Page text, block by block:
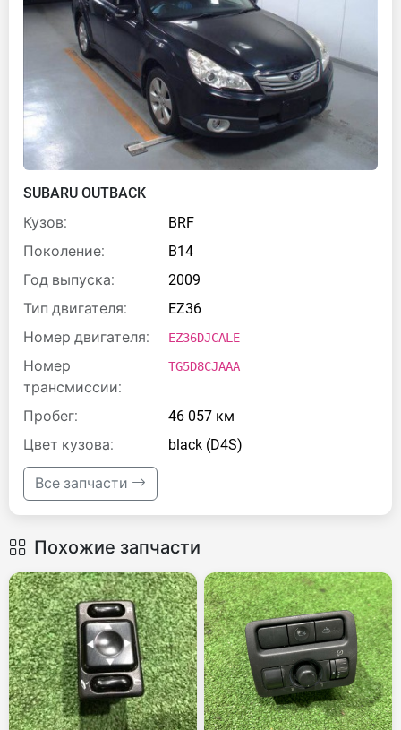
SUBARU OUTBACK
Кузов:
BRF
Поколение:
B14
Год выпуска:
2009
Тип двигателя:
EZ36
Номер двигателя:
EZ36DJCALE
Номер
трансмиссии:
TG5D8CJAAA
Пробег:
46 057 км
Цвет кузова:
black (D4S)
Все запчасти
Похожие запчасти